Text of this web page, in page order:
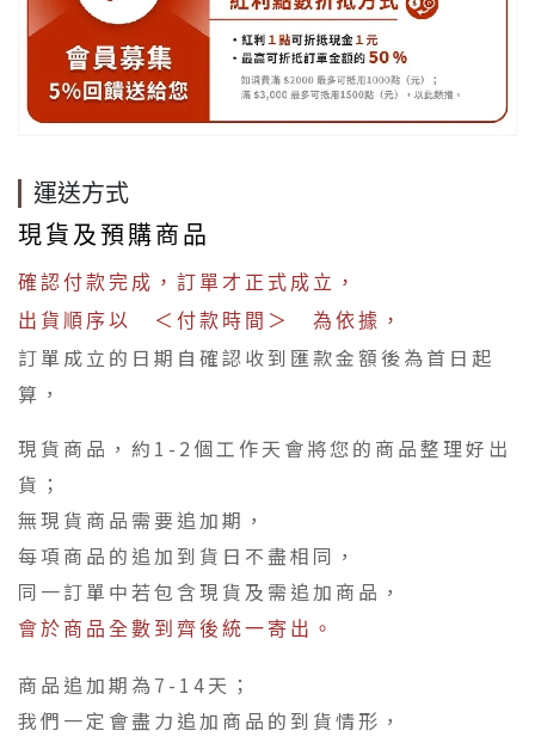
運送方式
現貨及預購商品
確認付款完成，訂單才正式成立，
出貨順序以 ＜付款時間＞ 為依據，
訂單成立的日期自確認收到匯款金額後為首日起
算，
現貨商品，約1-2個工作天會將您的商品整理好出
貨；
無現貨商品需要追加期，
每項商品的追加到貨日不盡相同，
同一訂單中若包含現貨及需追加商品，
會於商品全數到齊後統一寄出。
商品追加期為7-14天；
我們一定會盡力追加商品的到貨情形，